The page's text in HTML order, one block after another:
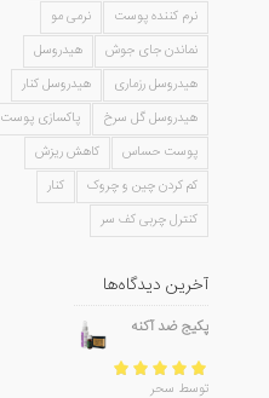
نرم کننده پوست
نرمی مو
نماندن جای جوش
هیدروسل
هیدروسل رزماری
هیدروسل کنار
هیدروسل گل سرخ
پاکسازی پوست
پوست حساس
کاهش ریزش
کم کردن چین و چروک
کنار
کنترل چربی کف سر
آخرین دیدگاه‌ها
پکیج ضد آکنه
امتیاز 5از 5
توسط سحر